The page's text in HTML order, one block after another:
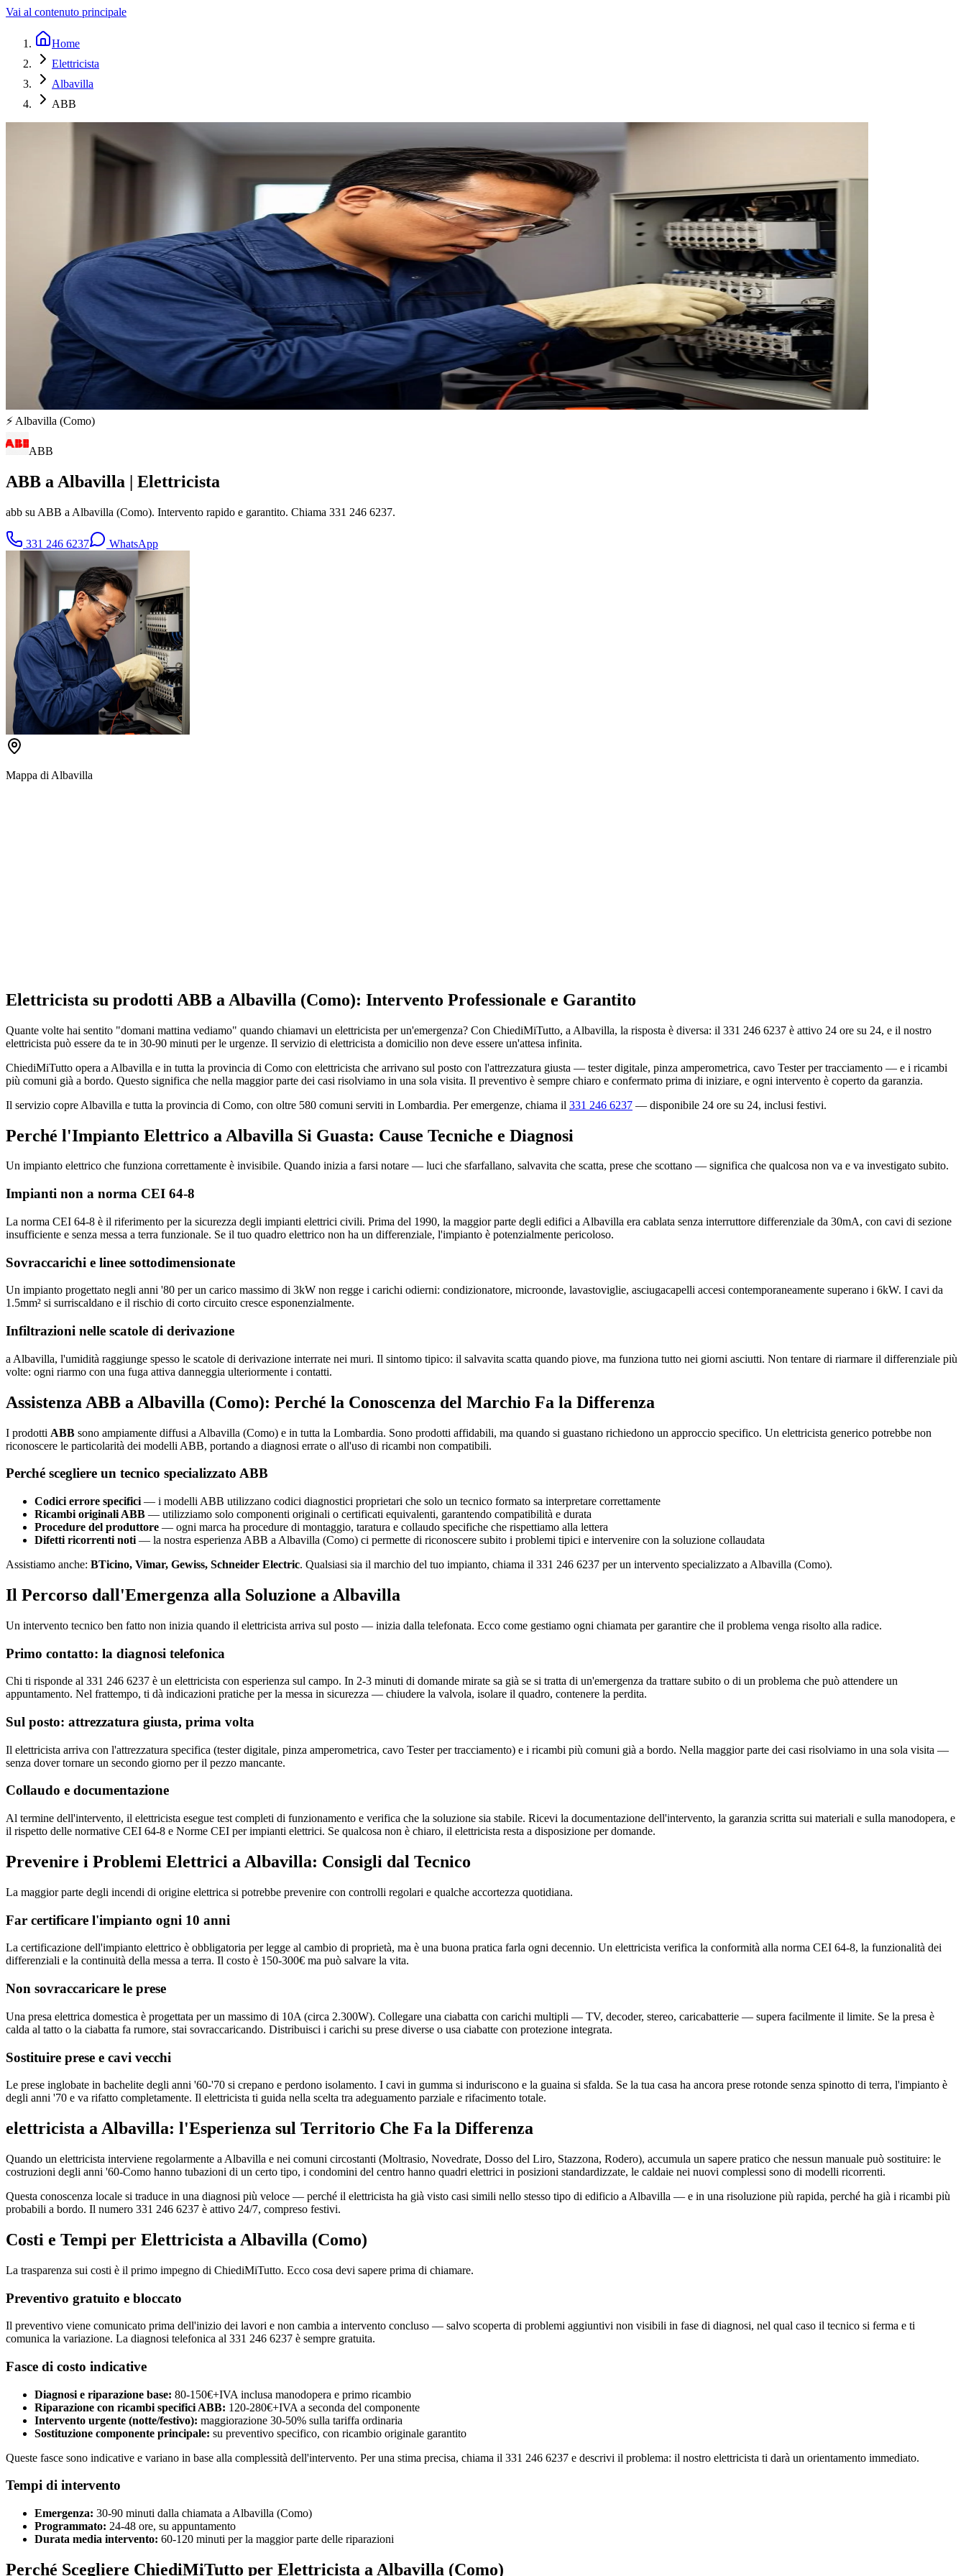
Vai al contenuto principale
Home
Elettricista
Albavilla
ABB
⚡ Albavilla (Como)
ABB
ABB a Albavilla | Elettricista
abb su ABB a Albavilla (Como). Intervento rapido e garantito. Chiama 331 246 6237.
331 246 6237 WhatsApp
Mappa di Albavilla
Elettricista su prodotti ABB a Albavilla (Como): Intervento Professionale e Garantito
Quante volte hai sentito "domani mattina vediamo" quando chiamavi un elettricista per un'emergenza? Con ChiediMiTutto, a Albavilla, la risposta è diversa: il 331 246 6237 è attivo 24 ore su 24, e il nostro
elettricista può essere da te in 30-90 minuti per le urgenze. Il servizio di elettricista a domicilio non deve essere un'attesa infinita.
ChiediMiTutto opera a Albavilla e in tutta la provincia di Como con elettricista che arrivano sul posto con l'attrezzatura giusta — tester digitale, pinza amperometrica, cavo Tester per tracciamento — e i ricambi
più comuni già a bordo. Questo significa che nella maggior parte dei casi risolviamo in una sola visita. Il preventivo è sempre chiaro e confermato prima di iniziare, e ogni intervento è coperto da garanzia.
Il servizio copre Albavilla e tutta la provincia di Como, con oltre 580 comuni serviti in Lombardia. Per emergenze, chiama il 331 246 6237 — disponibile 24 ore su 24, inclusi festivi.
Perché l'Impianto Elettrico a Albavilla Si Guasta: Cause Tecniche e Diagnosi
Un impianto elettrico che funziona correttamente è invisibile. Quando inizia a farsi notare — luci che sfarfallano, salvavita che scatta, prese che scottano — significa che qualcosa non va e va investigato subito.
Impianti non a norma CEI 64-8
La norma CEI 64-8 è il riferimento per la sicurezza degli impianti elettrici civili. Prima del 1990, la maggior parte degli edifici a Albavilla era cablata senza interruttore differenziale da 30mA, con cavi di sezione
insufficiente e senza messa a terra funzionale. Se il tuo quadro elettrico non ha un differenziale, l'impianto è potenzialmente pericoloso.
Sovraccarichi e linee sottodimensionate
Un impianto progettato negli anni '80 per un carico massimo di 3kW non regge i carichi odierni: condizionatore, microonde, lavastoviglie, asciugacapelli accesi contemporaneamente superano i 6kW. I cavi da
1.5mm² si surriscaldano e il rischio di corto circuito cresce esponenzialmente.
Infiltrazioni nelle scatole di derivazione
a Albavilla, l'umidità raggiunge spesso le scatole di derivazione interrate nei muri. Il sintomo tipico: il salvavita scatta quando piove, ma funziona tutto nei giorni asciutti. Non tentare di riarmare il differenziale più
volte: ogni riarmo con una fuga attiva danneggia ulteriormente i contatti.
Assistenza ABB a Albavilla (Como): Perché la Conoscenza del Marchio Fa la Differenza
I prodotti ABB sono ampiamente diffusi a Albavilla (Como) e in tutta la Lombardia. Sono prodotti affidabili, ma quando si guastano richiedono un approccio specifico. Un elettricista generico potrebbe non
riconoscere le particolarità dei modelli ABB, portando a diagnosi errate o all'uso di ricambi non compatibili.
Perché scegliere un tecnico specializzato ABB
Codici errore specifici — i modelli ABB utilizzano codici diagnostici proprietari che solo un tecnico formato sa interpretare correttamente
Ricambi originali ABB — utilizziamo solo componenti originali o certificati equivalenti, garantendo compatibilità e durata
Procedure del produttore — ogni marca ha procedure di montaggio, taratura e collaudo specifiche che rispettiamo alla lettera
Difetti ricorrenti noti — la nostra esperienza ABB a Albavilla (Como) ci permette di riconoscere subito i problemi tipici e intervenire con la soluzione collaudata
Assistiamo anche: BTicino, Vimar, Gewiss, Schneider Electric. Qualsiasi sia il marchio del tuo impianto, chiama il 331 246 6237 per un intervento specializzato a Albavilla (Como).
Il Percorso dall'Emergenza alla Soluzione a Albavilla
Un intervento tecnico ben fatto non inizia quando il elettricista arriva sul posto — inizia dalla telefonata. Ecco come gestiamo ogni chiamata per garantire che il problema venga risolto alla radice.
Primo contatto: la diagnosi telefonica
Chi ti risponde al 331 246 6237 è un elettricista con esperienza sul campo. In 2-3 minuti di domande mirate sa già se si tratta di un'emergenza da trattare subito o di un problema che può attendere un
appuntamento. Nel frattempo, ti dà indicazioni pratiche per la messa in sicurezza — chiudere la valvola, isolare il quadro, contenere la perdita.
Sul posto: attrezzatura giusta, prima volta
Il elettricista arriva con l'attrezzatura specifica (tester digitale, pinza amperometrica, cavo Tester per tracciamento) e i ricambi più comuni già a bordo. Nella maggior parte dei casi risolviamo in una sola visita —
senza dover tornare un secondo giorno per il pezzo mancante.
Collaudo e documentazione
Al termine dell'intervento, il elettricista esegue test completi di funzionamento e verifica che la soluzione sia stabile. Ricevi la documentazione dell'intervento, la garanzia scritta sui materiali e sulla manodopera, e
il rispetto delle normative CEI 64-8 e Norme CEI per impianti elettrici. Se qualcosa non è chiaro, il elettricista resta a disposizione per domande.
Prevenire i Problemi Elettrici a Albavilla: Consigli dal Tecnico
La maggior parte degli incendi di origine elettrica si potrebbe prevenire con controlli regolari e qualche accortezza quotidiana.
Far certificare l'impianto ogni 10 anni
La certificazione dell'impianto elettrico è obbligatoria per legge al cambio di proprietà, ma è una buona pratica farla ogni decennio. Un elettricista verifica la conformità alla norma CEI 64-8, la funzionalità dei
differenziali e la continuità della messa a terra. Il costo è 150-300€ ma può salvare la vita.
Non sovraccaricare le prese
Una presa elettrica domestica è progettata per un massimo di 10A (circa 2.300W). Collegare una ciabatta con carichi multipli — TV, decoder, stereo, caricabatterie — supera facilmente il limite. Se la presa è
calda al tatto o la ciabatta fa rumore, stai sovraccaricando. Distribuisci i carichi su prese diverse o usa ciabatte con protezione integrata.
Sostituire prese e cavi vecchi
Le prese inglobate in bachelite degli anni '60-'70 si crepano e perdono isolamento. I cavi in gumma si induriscono e la guaina si sfalda. Se la tua casa ha ancora prese rotonde senza spinotto di terra, l'impianto è
degli anni '70 e va rifatto completamente. Il elettricista ti guida nella scelta tra adeguamento parziale e rifacimento totale.
elettricista a Albavilla: l'Esperienza sul Territorio Che Fa la Differenza
Quando un elettricista interviene regolarmente a Albavilla e nei comuni circostanti (Moltrasio, Novedrate, Dosso del Liro, Stazzona, Rodero), accumula un sapere pratico che nessun manuale può sostituire: le
costruzioni degli anni '60-Como hanno tubazioni di un certo tipo, i condomini del centro hanno quadri elettrici in posizioni standardizzate, le caldaie nei nuovi complessi sono di modelli ricorrenti.
Questa conoscenza locale si traduce in una diagnosi più veloce — perché il elettricista ha già visto casi simili nello stesso tipo di edificio a Albavilla — e in una risoluzione più rapida, perché ha già i ricambi più
probabili a bordo. Il numero 331 246 6237 è attivo 24/7, compreso festivi.
Costi e Tempi per Elettricista a Albavilla (Como)
La trasparenza sui costi è il primo impegno di ChiediMiTutto. Ecco cosa devi sapere prima di chiamare.
Preventivo gratuito e bloccato
Il preventivo viene comunicato prima dell'inizio dei lavori e non cambia a intervento concluso — salvo scoperta di problemi aggiuntivi non visibili in fase di diagnosi, nel qual caso il tecnico si ferma e ti
comunica la variazione. La diagnosi telefonica al 331 246 6237 è sempre gratuita.
Fasce di costo indicative
Diagnosi e riparazione base: 80-150€+IVA inclusa manodopera e primo ricambio
Riparazione con ricambi specifici ABB: 120-280€+IVA a seconda del componente
Intervento urgente (notte/festivo): maggiorazione 30-50% sulla tariffa ordinaria
Sostituzione componente principale: su preventivo specifico, con ricambio originale garantito
Queste fasce sono indicative e variano in base alla complessità dell'intervento. Per una stima precisa, chiama il 331 246 6237 e descrivi il problema: il nostro elettricista ti darà un orientamento immediato.
Tempi di intervento
Emergenza: 30-90 minuti dalla chiamata a Albavilla (Como)
Programmato: 24-48 ore, su appuntamento
Durata media intervento: 60-120 minuti per la maggior parte delle riparazioni
Perché Scegliere ChiediMiTutto per Elettricista a Albavilla (Como)